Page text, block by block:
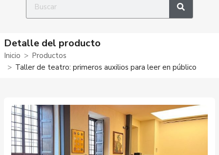
Detalle del producto
Inicio
Productos
Taller de teatro: primeros auxilios para leer en público